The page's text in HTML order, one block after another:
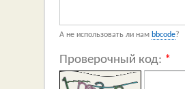
А не использовать ли нам bbcode?
Проверочный код: *